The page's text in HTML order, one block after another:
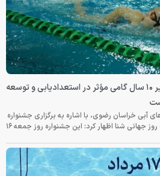
حسین گرایلی: جشنواره شنای زیر ۱۰ سال گامی مؤثر در استعدادیابی و توسعه
خراسان رضوی، با اشاره به برگزاری جشنواره